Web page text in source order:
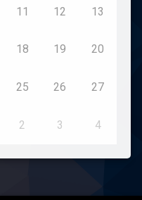
11 12 13
18 19 20
25 26 27
2 3 4